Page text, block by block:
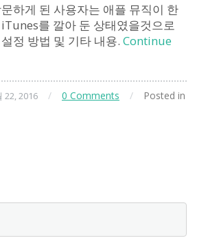
하게 된 사용자는 애플 뮤직이 한
를 깔아 둔 상태였을것으로
정 방법 및 기타 내용. Continue
22, 2016 / 0 Comments /
Posted in